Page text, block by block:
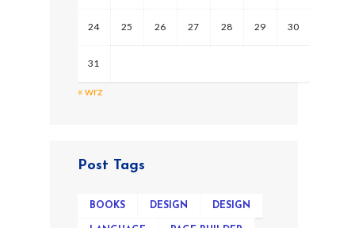
24 25 26 27 28 29 30
31
« wrz
Post Tags
BOOKS DESIGN DESIGN